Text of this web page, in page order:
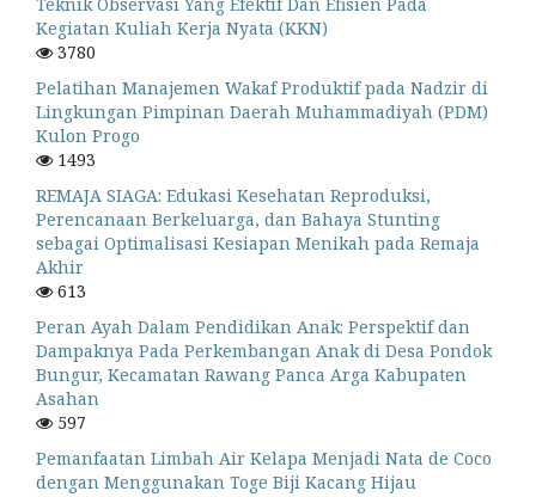
Kegiatan Kuliah Kerja Nyata (KKN)
3780
Pelatihan Manajemen Wakaf Produktif pada Nadzir di
Lingkungan Pimpinan Daerah Muhammadiyah (PDM)
Kulon Progo
1493
REMAJA SIAGA: Edukasi Kesehatan Reproduksi,
Perencanaan Berkeluarga, dan Bahaya Stunting
sebagai Optimalisasi Kesiapan Menikah pada Remaja
Akhir
613
Peran Ayah Dalam Pendidikan Anak: Perspektif dan
Dampaknya Pada Perkembangan Anak di Desa Pondok
Bungur, Kecamatan Rawang Panca Arga Kabupaten
Asahan
597
Pemanfaatan Limbah Air Kelapa Menjadi Nata de Coco
dengan Menggunakan Toge Biji Kacang Hijau